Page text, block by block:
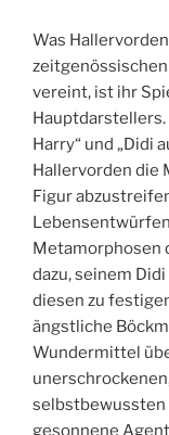
Was
vereint, ist ihr
Hauptdarstellers.
Harry“ und „Didi
Hallervorden die
Figur
Metamorphosen
dazu, seinem
diesen zu
ängstliche
Wundermittel
selbstbewussten
gesonnene